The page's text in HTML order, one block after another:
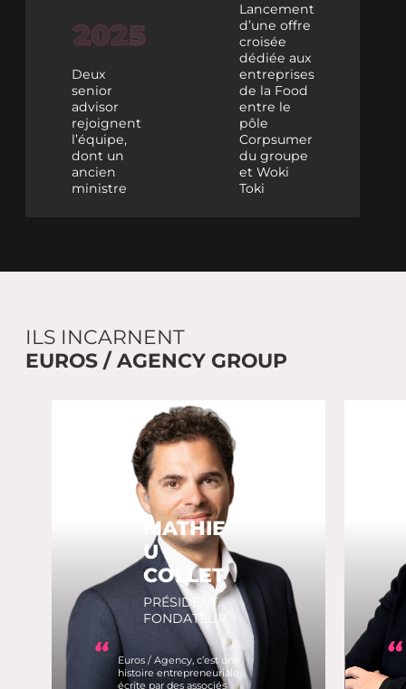
Deux
senior
advisor
rejoignent
l’équipe,
dont un
ancien
ministre
Lancement
d’une offre
croisée
dédiée aux
entreprises
de la Food
entre le
pôle
Corpsumer
du groupe
et Woki
Toki
ILS INCARNENT
EUROS / AGENCY GROUP
MATHIE
U
COLLET
PRÉSIDENT,
FONDATEUR
Euros / Agency, c’est une
histoire entrepreneuriale
écrite par des associés